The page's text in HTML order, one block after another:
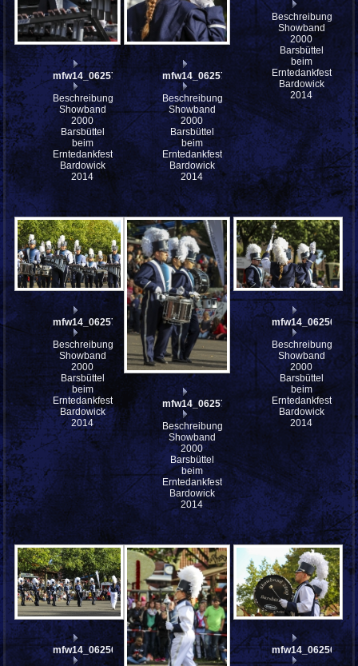
mfw14_062575
Beschreibung:
Showband
2000
Barsbüttel
beim
Erntedankfest
Bardowick
2014
mfw14_062574
Beschreibung:
Showband
2000
Barsbüttel
beim
Erntedankfest
Bardowick
2014
Beschreibung:
Showband
2000
Barsbüttel
beim
Erntedankfest
Bardowick
2014
mfw14_062571
Beschreibung:
Showband
2000
Barsbüttel
beim
Erntedankfest
Bardowick
2014
mfw14_062570
Beschreibung:
Showband
2000
Barsbüttel
beim
Erntedankfest
Bardowick
2014
mfw14_062569
Beschreibung:
Showband
2000
Barsbüttel
beim
Erntedankfest
Bardowick
2014
mfw14_062567
mfw14_062564